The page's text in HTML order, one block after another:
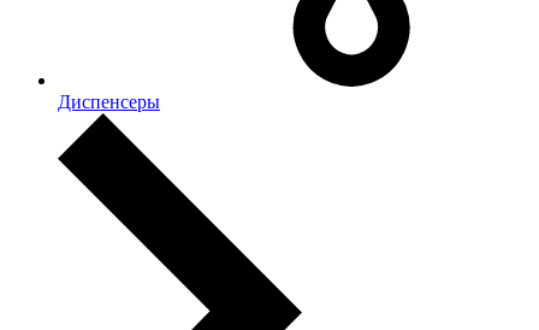
Диспенсеры